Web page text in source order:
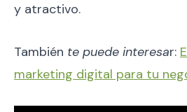
y atractivo.
También te puede interesar:
marketing digital para tu